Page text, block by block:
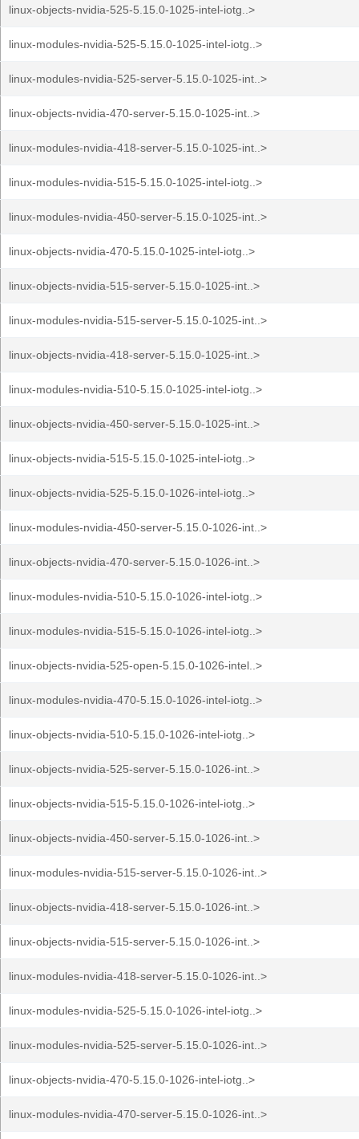
linux-objects-nvidia-525-5.15.0-1025-intel-iotg..>
linux-modules-nvidia-525-5.15.0-1025-intel-iotg..>
linux-modules-nvidia-525-server-5.15.0-1025-int..>
linux-objects-nvidia-470-server-5.15.0-1025-int..>
linux-modules-nvidia-418-server-5.15.0-1025-int..>
linux-modules-nvidia-515-5.15.0-1025-intel-iotg..>
linux-modules-nvidia-450-server-5.15.0-1025-int..>
linux-objects-nvidia-470-5.15.0-1025-intel-iotg..>
linux-objects-nvidia-515-server-5.15.0-1025-int..>
linux-modules-nvidia-515-server-5.15.0-1025-int..>
linux-objects-nvidia-418-server-5.15.0-1025-int..>
linux-modules-nvidia-510-5.15.0-1025-intel-iotg..>
linux-objects-nvidia-450-server-5.15.0-1025-int..>
linux-objects-nvidia-515-5.15.0-1025-intel-iotg..>
linux-objects-nvidia-525-5.15.0-1026-intel-iotg..>
linux-modules-nvidia-450-server-5.15.0-1026-int..>
linux-objects-nvidia-470-server-5.15.0-1026-int..>
linux-modules-nvidia-510-5.15.0-1026-intel-iotg..>
linux-modules-nvidia-515-5.15.0-1026-intel-iotg..>
linux-objects-nvidia-525-open-5.15.0-1026-intel..>
linux-modules-nvidia-470-5.15.0-1026-intel-iotg..>
linux-objects-nvidia-510-5.15.0-1026-intel-iotg..>
linux-objects-nvidia-525-server-5.15.0-1026-int..>
linux-objects-nvidia-515-5.15.0-1026-intel-iotg..>
linux-objects-nvidia-450-server-5.15.0-1026-int..>
linux-modules-nvidia-515-server-5.15.0-1026-int..>
linux-objects-nvidia-418-server-5.15.0-1026-int..>
linux-objects-nvidia-515-server-5.15.0-1026-int..>
linux-modules-nvidia-418-server-5.15.0-1026-int..>
linux-modules-nvidia-525-5.15.0-1026-intel-iotg..>
linux-modules-nvidia-525-server-5.15.0-1026-int..>
linux-objects-nvidia-470-5.15.0-1026-intel-iotg..>
linux-modules-nvidia-470-server-5.15.0-1026-int..>